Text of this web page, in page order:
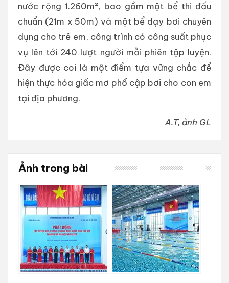
nước rộng 1.260m², bao gồm một bể thi đấu
chuẩn (21m x 50m) và một bể dạy bơi chuyên
dụng cho trẻ em, công trình có công suất phục
vụ lên tới 240 lượt người mỗi phiên tập luyện.
Đây được coi là một điểm tựa vững chắc để
hiện thực hóa giấc mơ phổ cập bơi cho con em
tại địa phương.
A.T, ảnh GL
Ảnh trong bài